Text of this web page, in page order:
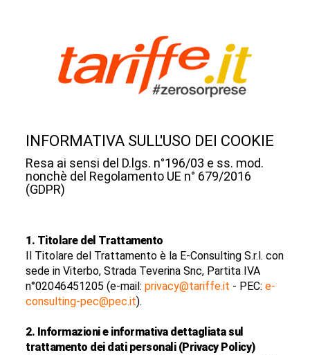
INFORMATIVA SULL'USO DEI COOKIE
Resa ai sensi del D.lgs. n°196/03 e ss. mod.
nonchè del Regolamento UE n° 679/2016
(GDPR)
1. Titolare del Trattamento
Il Titolare del Trattamento è la E-Consulting S.r.l. con
sede in Viterbo, Strada Teverina Snc, Partita IVA
n°02046451205 (e-mail:privacy@tariffe.it - PEC:e-
consulting-pec@pec.it).
2. Informazioni e informativa dettagliata sul
trattamento dei dati personali (Privacy Policy)